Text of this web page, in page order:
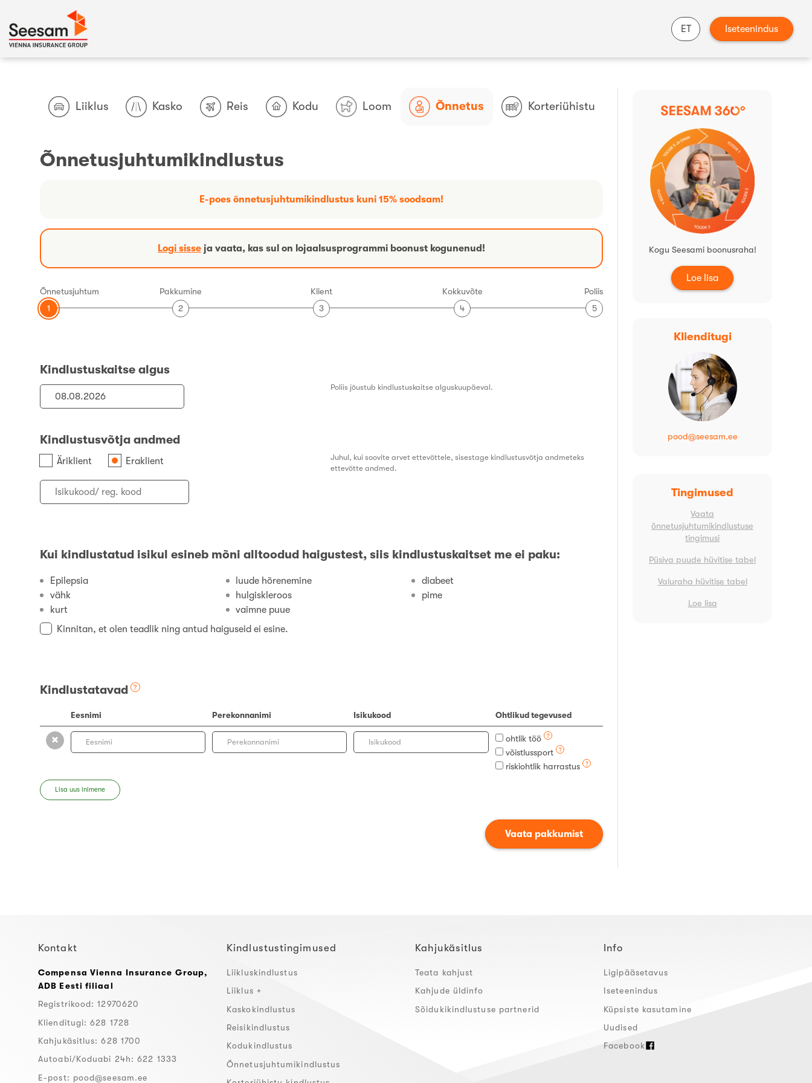
ET Iseteenindus
Liiklus Kasko Reis Kodu Loom Õnnetus Korteriühistu
Õnnetusjuhtumikindlustus
E-poes õnnetusjuhtumikindlustus kuni 15% soodsam!
Logi sisse ja vaata, kas sul on lojaalsusprogrammi boonust kogunenud!
1
Õnnetusjuhtum
2
Pakkumine
3
Klient
4
Kokkuvõte
5
Poliis
Kindlustuskaitse algus
Poliis jõustub kindlustuskaitse alguskuupäeval.
Kindlustusvõtja andmed
Äriklient Eraklient
Juhul, kui soovite arvet ettevõttele, sisestage kindlustusvõtja andmeteks
ettevõtte andmed.
Kui kindlustatud isikul esineb mõni alltoodud haigustest, siis kindlustuskaitset me ei paku:
Epilepsia luude hõrenemine
diabeet
vähk
hulgiskleroos
pime
kurt
vaimne puue
Kinnitan, et olen teadlik ning antud haiguseid ei esine.
Kindlustatavad ?
Eesnimi Perekonnanimi Isikukood Ohtlikud tegevused
ohtlik töö ?
võistlussport ?
riskiohtlik harrastus ?
Vaata pakkumist
Kogu Seesami boonusraha!
Loe lisa
klienditugi
pood@seesam.ee
tingimused
Vaata
õnnetusjuhtumikindlustuse
tingimusi
Püsiva puude hüvitise tabel
Valuraha hüvitise tabel
Loe lisa
Kontakt
Compensa Vienna Insurance Group,
ADB Eesti filiaal
Registrikood: 12970620
Klienditugi: 628 1728
Kahjukäsitlus: 628 1700
Autoabi/Koduabi 24h: 622 1333
E-post: pood@seesam.ee
Kindlustustingimused
Liikluskindlustus
Liiklus +
Kaskokindlustus
Reisikindlustus
Kodukindlustus
Õnnetusjuhtumikindlustus
Kahjukäsitlus
Teata kahjust
Kahjude üldinfo
Sõidukikindlustuse partnerid
Info
Ligipääsetavus
Iseteenindus
Küpsiste kasutamine
Uudised
Facebook